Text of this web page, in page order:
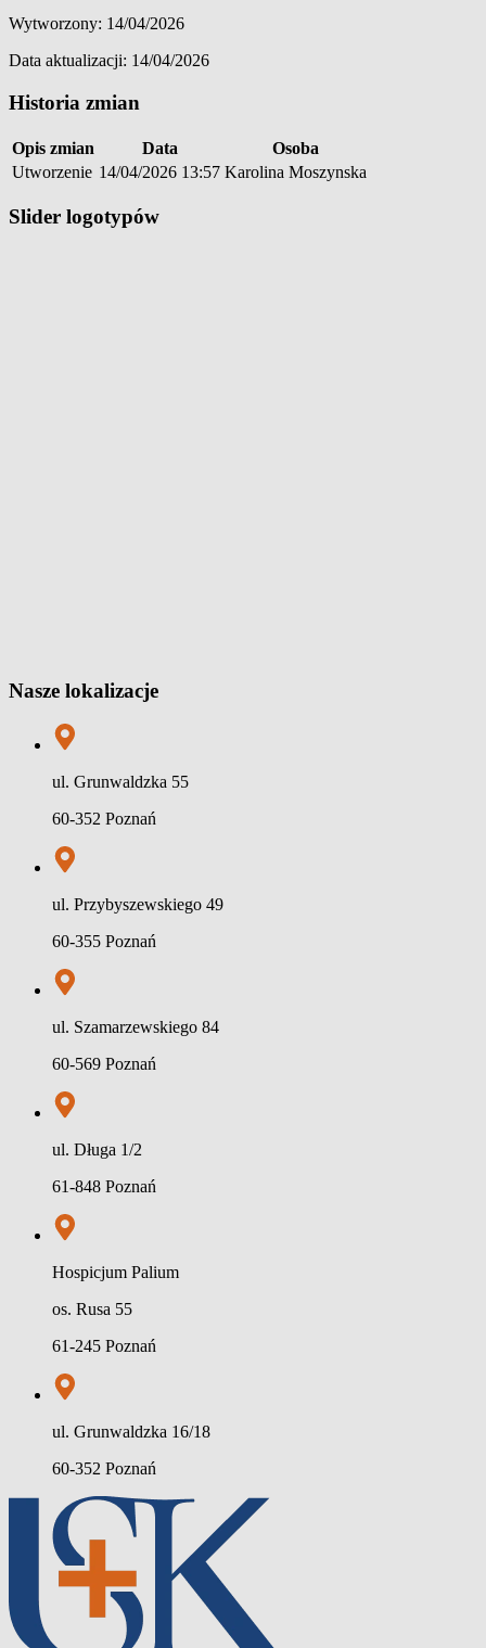
Wytworzony: 14/04/2026
Data aktualizacji: 14/04/2026
Historia zmian
Opis zmian Data
Osoba
Utworzenie 14/04/2026 13:57 Karolina Moszynska
Slider logotypów
Nasze lokalizacje
ul. Grunwaldzka 55
60-352 Poznań
ul. Przybyszewskiego 49
60-355 Poznań
ul. Szamarzewskiego 84
60-569 Poznań
ul. Długa 1/2
61-848 Poznań
Hospicjum Palium
os. Rusa 55
61-245 Poznań
ul. Grunwaldzka 16/18
60-352 Poznań